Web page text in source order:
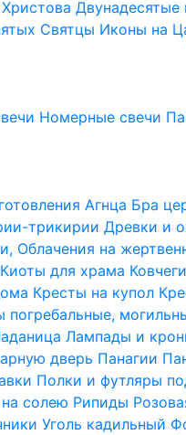
Двунадесятые
Святцы Иконы на
Номерные свечи
Агнца Бра
трикирииДревки и
Облачения на
Киоты для храма
Кресты на купол
погребальные,
Лампады и
дверь Панагии
Полки и футляры
солею Рипиды
Уголь кадильный